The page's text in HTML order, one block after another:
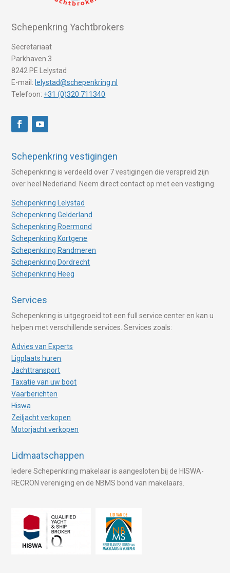
Schepenkring Yachtbrokers
Secretariaat
Parkhaven 3
8242 PE Lelystad
E-mail: lelystad@schepenkring.nl
Telefoon: +31 (0)320 711340
Schepenkring vestigingen
Schepenkring is verdeeld over 7 vestigingen die verspreid zijn
over heel Nederland. Neem direct contact op met een vestiging.
Schepenkring Lelystad
Schepenkring Gelderland
Schepenkring Roermond
Schepenkring Kortgene
Schepenkring Randmeren
Schepenkring Dordrecht
Schepenkring Heeg
Services
Schepenkring is uitgegroeid tot een full service center en kan u
helpen met verschillende services. Services zoals:
Advies van Experts
Ligplaats huren
Jachttransport
Taxatie van uw boot
Vaarberichten
Hiswa
Zeiljacht verkopen
Motorjacht verkopen
Lidmaatschappen
Iedere Schepenkring makelaar is aangesloten bij de HISWA-
RECRON vereniging en de NBMS bond van makelaars.